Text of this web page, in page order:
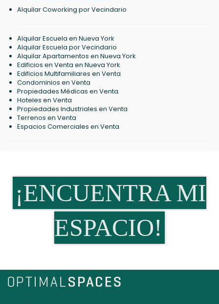
Alquilar Coworking por Vecindario
Alquilar Escuela en Nueva York
Alquilar Escuela por Vecindario
Alquilar Apartamentos en Nueva York
Edificios en Venta en Nueva York
Edificios Multifamiliares en Venta
Condominios en Venta
Propiedades Médicas en Venta
Hoteles en Venta
Propiedades Industriales en Venta
Terrenos en Venta
Espacios Comerciales en Venta
¡ENCUENTRA MI
ESPACIO!